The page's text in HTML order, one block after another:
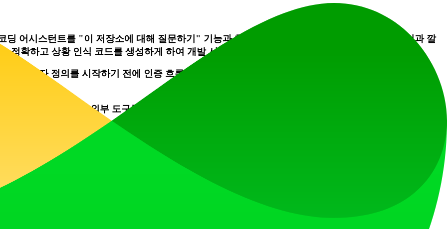
어시스턴트를 "이 저장소에 대해 질문하기" 기능과 함께 사용하세요. TanStarter의 일관된 패턴과 깔
정확하고 상황 인식 코드를 생성하게 하여 개발 시간을 크게 단축합니다.
요. 사용자 정의를 시작하기 전에 인증 흐름, 결제 시뮬레이션, 관리자 대시보드를 테스트하여 사용자 경
과 같은 외부 도구를 사용하여 프로젝트 초기에 브랜드의 색상 팔레트와 시각적 정체성을 설
전용 Discord 서버에 적극적으로 참여하세요. 도움을 받고 아이디어를 공유하며 다른 사람들이 템플릿
시작점으로 사용하세요. 처음부터 구축하는 대신 콘텐츠 수정과 디자인 조정에 집중하여 가능한 한 빨